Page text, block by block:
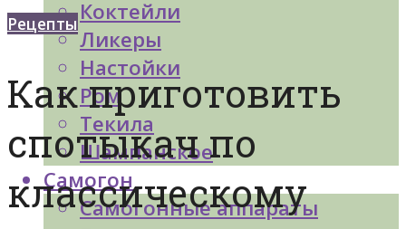
Коктейли
Ликеры
Настойки
Ром
Текила
Шампанское
Самогон
Самогонные аппараты
Рецепты
Как приготовить
спотыкач по
классическому